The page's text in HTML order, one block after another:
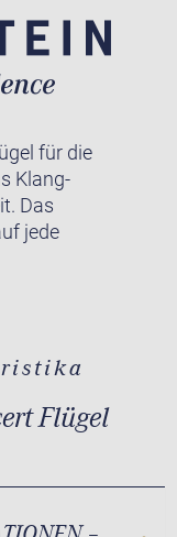
für die
Klang-
Das
jede
Flügel